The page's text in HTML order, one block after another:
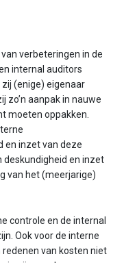
verbeteringen in de
internal auditors
(enige) eigenaar
zo’n aanpak in nauwe
moeten oppakken.
en inzet van deze
deskundigheid en inzet
van het (meerjarige)
controle en de internal
Ook voor de interne
van kosten niet